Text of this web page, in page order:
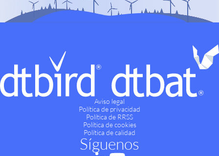
Aviso legal
Política de privacidad
Política de RRSS
Política de cookies
Política de calidad
Síguenos